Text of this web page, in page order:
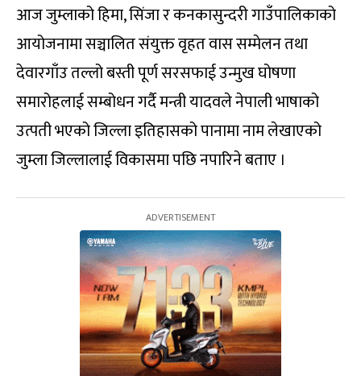
आज जुम्लाको हिमा, सिंजा र कनकासुन्दरी गाउँपालिकाको
आयोजनामा सञ्चालित संयुक्त वृहत वास सम्मेलन तथा
देवारगाँउ तल्लो बस्ती पूर्ण सरसफाई उन्मुख घोषणा
समारोहलाई सम्बोधन गर्दै मन्त्री यादवले नेपाली भाषाको
उत्पती भएको जिल्ला इतिहासको पानामा नाम लेखाएको
जुम्ला जिल्लालाई विकासमा पछि नपारिने बताए ।